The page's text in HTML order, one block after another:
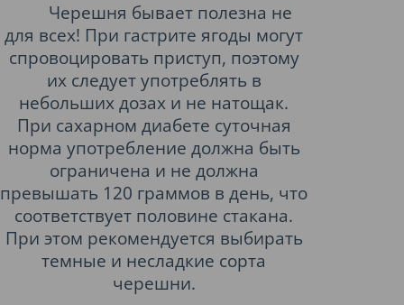
Черешня бывает полезна не
для всех! При гастрите ягоды могут
спровоцировать приступ, поэтому
их следует употреблять в
небольших дозах и не натощак.
При сахарном диабете суточная
норма употребление должна быть
ограничена и не должна
превышать 120 граммов в день, что
соответствует половине стакана.
При этом рекомендуется выбирать
темные и несладкие сорта
черешни.